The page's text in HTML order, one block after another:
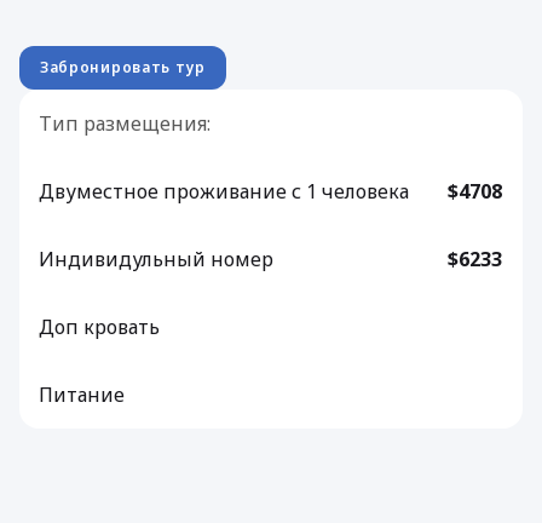
Тип размещения:
Двуместное проживание с 1 человека $4708
Индивидульный номер $6233
Доп кровать
Питание
Забронировать тур